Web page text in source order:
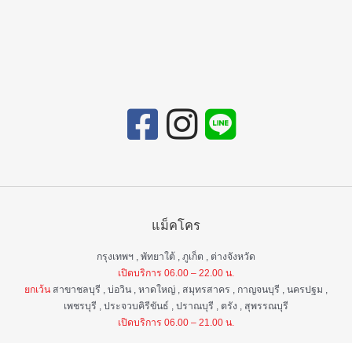
แม็คโคร
กรุงเทพฯ , พัทยาใต้ , ภูเก็ต , ต่างจังหวัด
เปิดบริการ 06.00 – 22.00 น.
ยกเว้น สาขาชลบุรี , บ่อวิน , หาดใหญ่ , สมุทรสาคร , กาญจนบุรี , นครปฐม ,
เพชรบุรี , ประจวบคิรีขันธ์ , ปราณบุรี , ตรัง , สุพรรณบุรี
เปิดบริการ 06.00 – 21.00 น.